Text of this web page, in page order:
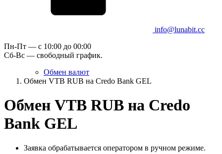
info@lunabit.cc
Пн-Пт — c 10:00 до 00:00
Сб-Вс — свободный график.
Обмен валют
Обмен VTB RUB на Credo Bank GEL
Обмен VTB RUB на Credo
Bank GEL
Заявка обрабатывается оператором в ручном режиме.